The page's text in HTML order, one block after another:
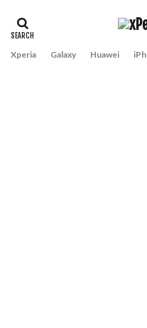
Xperia Galaxy Huawei